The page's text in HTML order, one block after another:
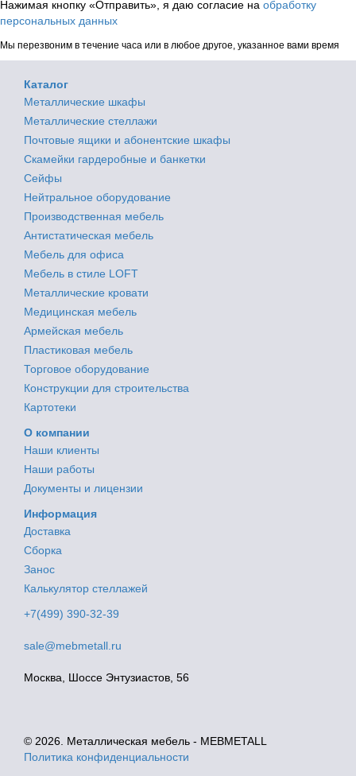
Нажимая кнопку «Отправить», я даю согласие на обработку
персональных данных
Мы перезвоним в течение часа или в любое другое, указанное вами время
Каталог
Металлические шкафы
Металлические стеллажи
Почтовые ящики и абонентские шкафы
Скамейки гардеробные и банкетки
Сейфы
Нейтральное оборудование
Производственная мебель
Антистатическая мебель
Мебель для офиса
Мебель в стиле LOFT
Металлические кровати
Медицинская мебель
Армейская мебель
Пластиковая мебель
Торговое оборудование
Конструкции для строительства
Картотеки
О компании
Наши клиенты
Наши работы
Документы и лицензии
Информация
Доставка
Сборка
Занос
Калькулятор стеллажей
+7(499) 390-32-39
sale@mebmetall.ru
Москва, Шоссе Энтузиастов, 56
© 2026. Металлическая мебель - MEBMETALL
Политика конфиденциальности